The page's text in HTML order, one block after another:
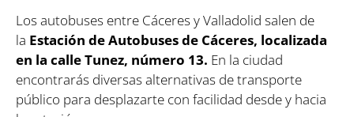
Los autobuses entre Cáceres y Valladolid salen de
la Estación de Autobuses de Cáceres, localizada
en la calle Tunez, número 13. En la ciudad
encontrarás diversas alternativas de transporte
público para desplazarte con facilidad desde y hacia